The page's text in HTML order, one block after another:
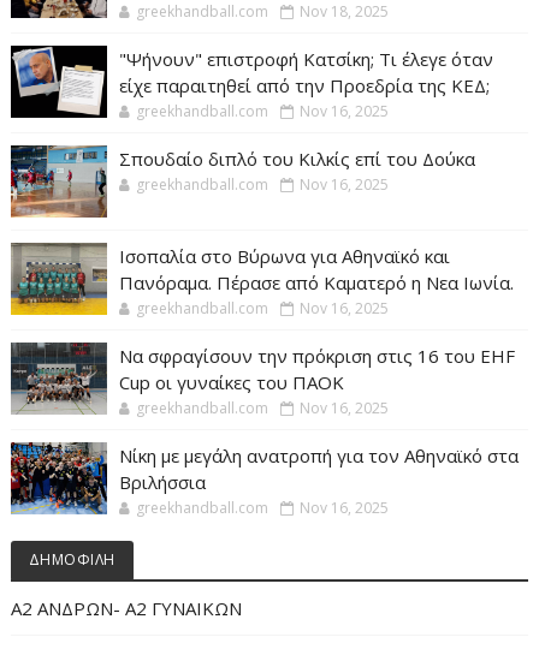
greekhandball.com Nov 18, 2025
"Ψήνουν" επιστροφή Κατσίκη; Τι έλεγε όταν
είχε παραιτηθεί από την Προεδρία της ΚΕΔ;
greekhandball.com Nov 16, 2025
Σπουδαίο διπλό του Κιλκίς επί του Δούκα
greekhandball.com Nov 16, 2025
Ισοπαλία στο Βύρωνα για Αθηναϊκό και
Πανόραμα. Πέρασε από Καματερό η Νεα Ιωνία.
greekhandball.com Nov 16, 2025
Να σφραγίσουν την πρόκριση στις 16 του EHF
Cup οι γυναίκες του ΠΑΟΚ
greekhandball.com Nov 16, 2025
Νίκη με μεγάλη ανατροπή για τον Αθηναϊκό στα
Βριλήσσια
greekhandball.com Nov 16, 2025
ΔΗΜΟΦΙΛΗ
Α2 ΑΝΔΡΩΝ- Α2 ΓΥΝΑΙΚΩΝ